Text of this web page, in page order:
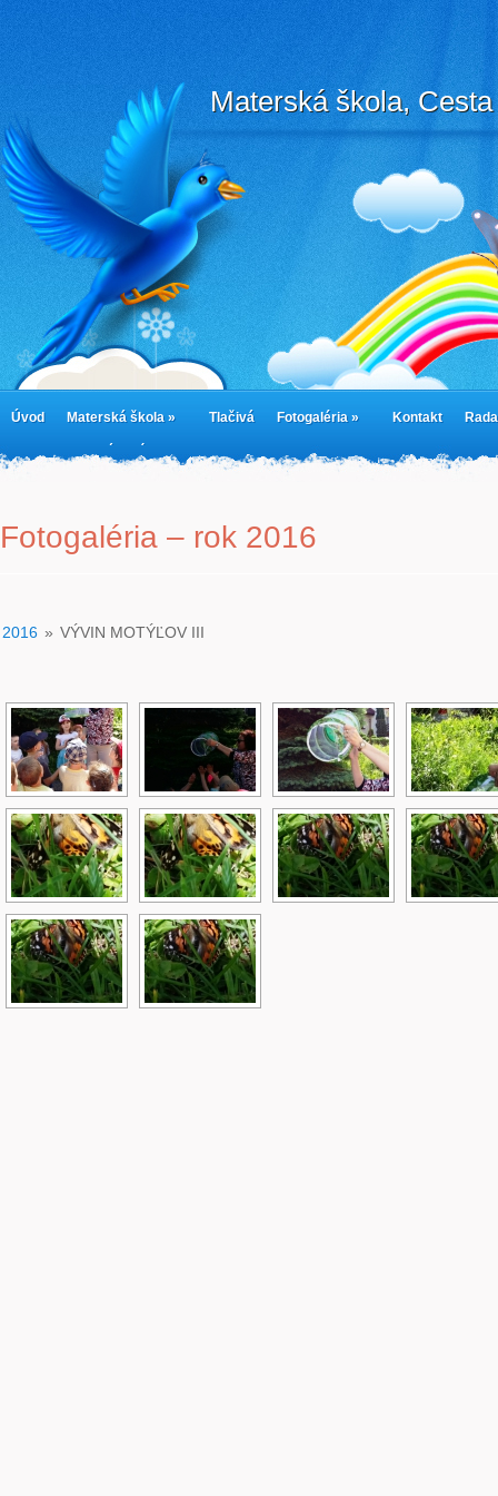
Materská škola,
Úvod Materská škola » Tlačivá Fotogaléria » Kontakt
cookies Jedálny lístok Cookie Policy
Fotogaléria – rok 2016
2016 » VÝVIN MOTÝĽOV III